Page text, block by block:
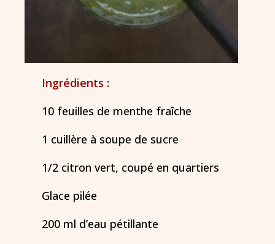
Ingrédients :
10 feuilles de menthe fraîche
1 cuillère à soupe de sucre
1/2 citron vert, coupé en quartiers
Glace pilée
200 ml d’eau pétillante